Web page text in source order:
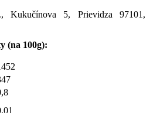
Kukučínova 5, Prievidza 97101,
(na 100g):